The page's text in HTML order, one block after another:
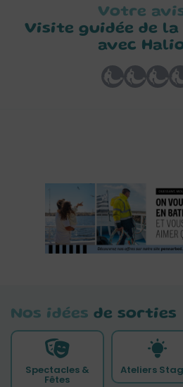
Votre
Visite guidée de
avec
Nos idées de sorties
Spectacles &
Fêtes
Ateliers